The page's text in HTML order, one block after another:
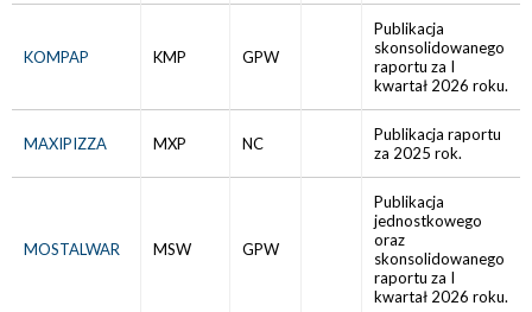
KOMPAP KMP GPW
Publikacja
skonsolidowanego
raportu za I
kwartał 2026 roku.
MAXIPIZZA MXP NC
Publikacja raportu
za 2025 rok.
MOSTALWAR MSW GPW
Publikacja
jednostkowego
oraz
skonsolidowanego
raportu za I
kwartał 2026 roku.